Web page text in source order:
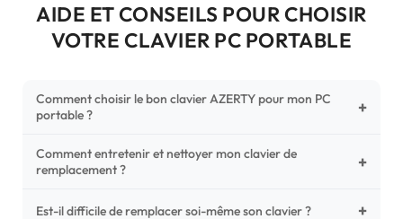
AIDE ET CONSEILS POUR CHOISIR
VOTRE CLAVIER PC PORTABLE
Comment choisir le bon clavier AZERTY pour mon PC
portable ?
+
Pour ne pas vous tromper, vérifiez trois points critiques sur
votre clavier d'origine : la disposition (AZERTY Français), la
photos HD) et l'emplacement des fixations (vis ou clips) au
Comment entretenir et nettoyer mon clavier de
remplacement ?
+
Un entretien régulier prolonge la vie de vos touches.
Est-il difficile de remplacer soi-même son clavier ? +